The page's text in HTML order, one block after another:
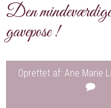
Den
gavepose !
Oprettet af: Ane Marie